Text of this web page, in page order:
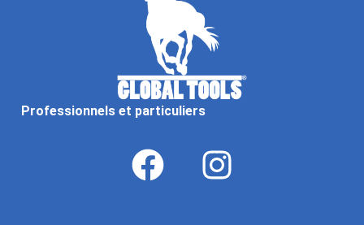
Professionnels et particuliers